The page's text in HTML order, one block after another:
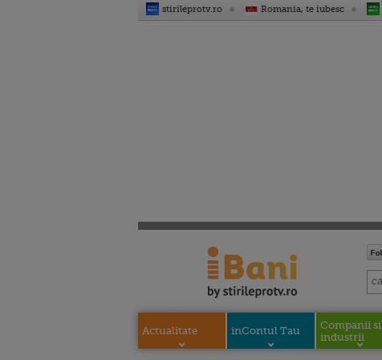
stirileprotv.ro Romania, te iubesc
Actualitate inContul Tau
Companii si
industrii